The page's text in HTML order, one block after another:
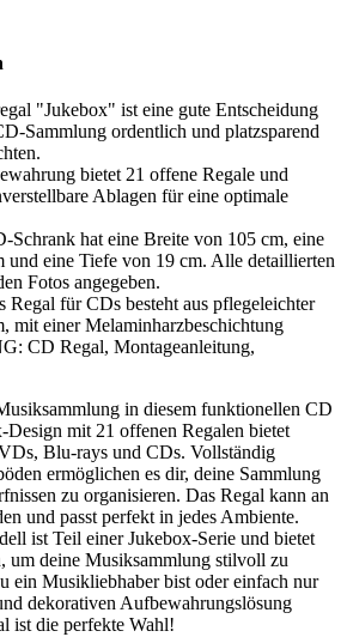
"Jukebox" ist eine gute Entscheidung
Sammlung ordentlich und platzsparend
bietet 21 offene Regale und
Ablagen für eine optimale
hat eine Breite von 105 cm, eine
und eine Tiefe von 19 cm. Alle detaillierten
Fotos angegeben.
für CDs besteht aus pflegeleichter
mit einer Melaminharzbeschichtung
CD Regal, Montageanleitung,
in diesem funktionellen CD
Design mit 21 offenen Regalen bietet
Blu-rays und CDs. Vollständig
ermöglichen es dir, deine Sammlung
zu organisieren. Das Regal kann an
und passt perfekt in jedes Ambiente.
ist Teil einer Jukebox-Serie und bietet
um deine Musiksammlung stilvoll zu
ein Musikliebhaber bist oder einfach nur
dekorativen Aufbewahrungslösung
ist die perfekte Wahl!